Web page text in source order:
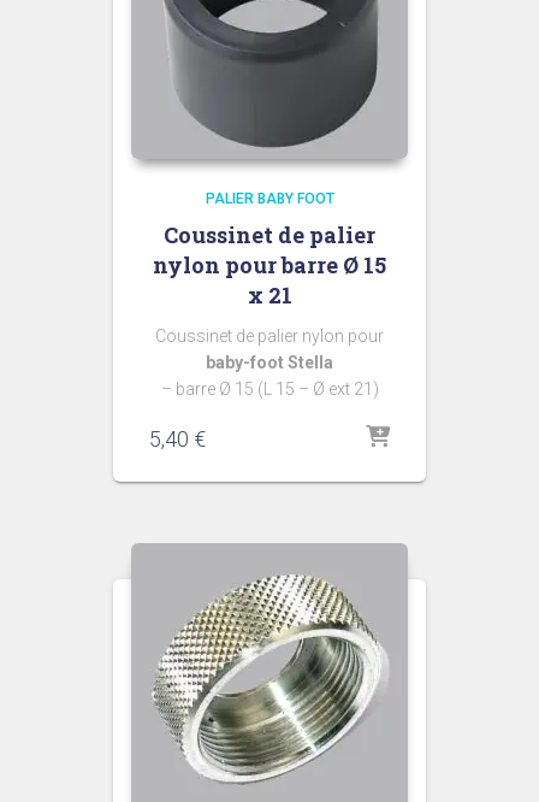
PALIER BABY FOOT
Coussinet de palier
nylon pour barre Ø 15
x 21
Coussinet de palier nylon pour
baby-foot Stella
– barre Ø 15 (L 15 – Ø ext 21)
5,40 €